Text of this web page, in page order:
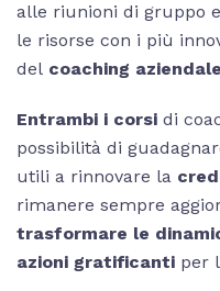
alle riunioni di gruppo
le risorse con i più
del coaching
Entrambi i corsi di
possibilità di
utili a rinnovare la
rimanere sempre
trasformare le
azioni gratificanti per